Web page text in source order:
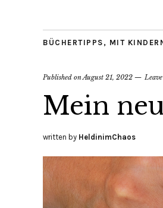
BÜCHERTIPPS , MIT
Published onAugust 21, 2022
Mein
written by HeldinimChaos